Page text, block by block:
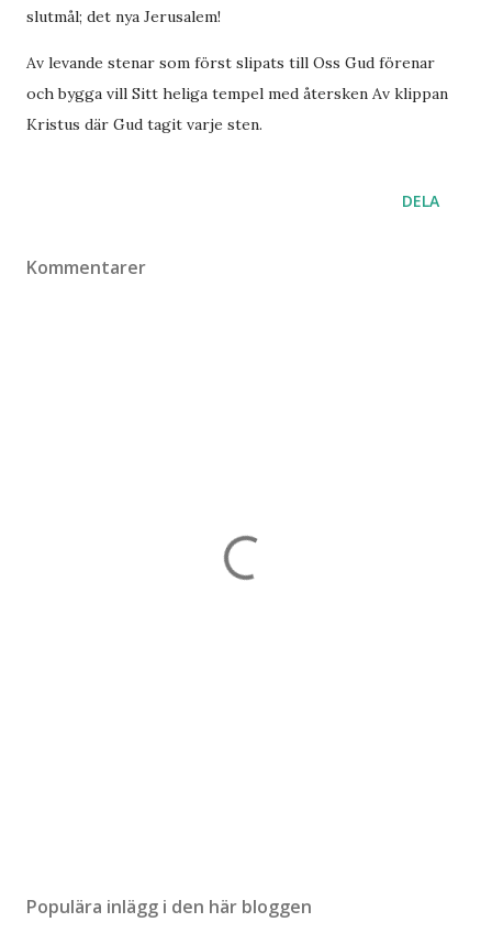
slutmål; det nya Jerusalem!
Av levande stenar som först slipats till Oss Gud förenar
och bygga vill Sitt heliga tempel med återsken Av klippan
Kristus där Gud tagit varje sten.
DELA
Kommentarer
Populära inlägg i den här bloggen